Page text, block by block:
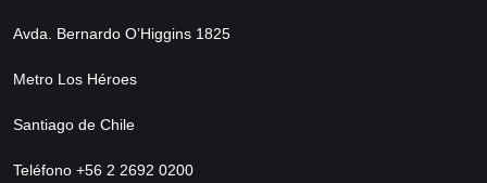
Avda. Bernardo O’Higgins 1825
Metro Los Héroes
Santiago de Chile
Teléfono +56 2 2692 0200